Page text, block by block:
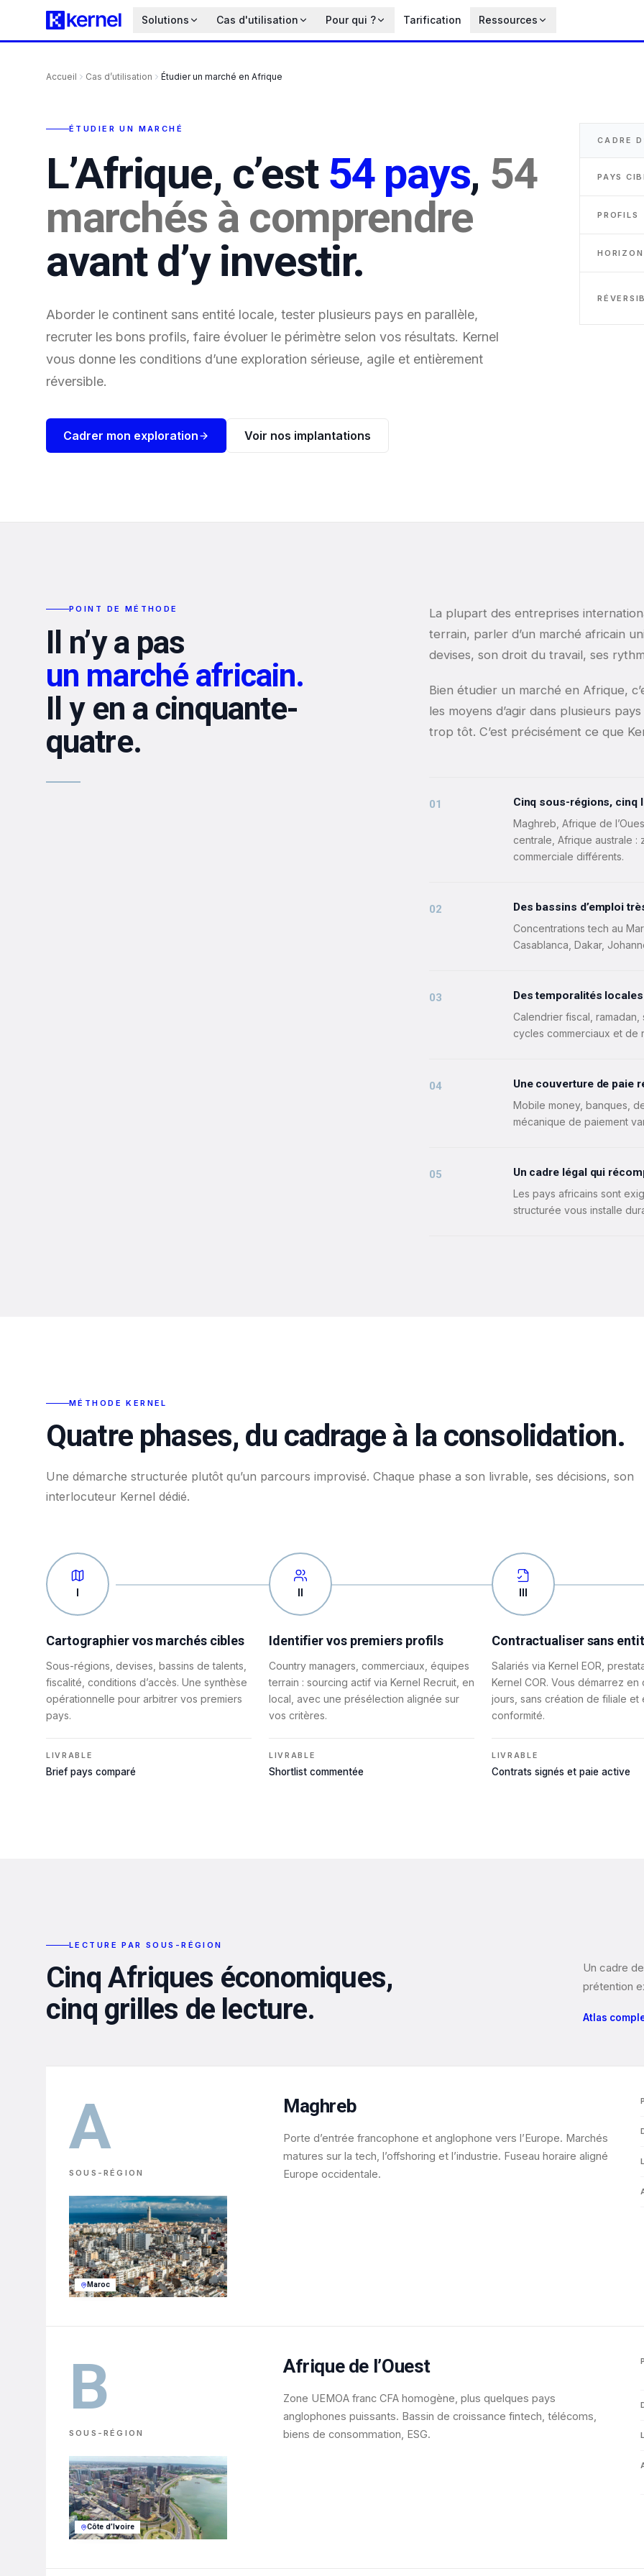
Solutions Cas d'utilisation Pour qui ? Tarification Ressources
Accueil Cas d’utilisation Étudier un marché en Afrique
ÉTUDIER UN MARCHÉ
L’Afrique, c’est 54 pays, 54
marchés à comprendre
avant d’y investir.
Aborder le continent sans entité locale, tester plusieurs pays en parallèle,
recruter les bons profils, faire évoluer le périmètre selon vos résultats. Kernel
vous donne les conditions d’une exploration sérieuse, agile et entièrement
réversible.
Cadrer mon exploration Voir nos implantations
CADRE
PAYS
PROFILS
HORIZON
POINT DE MÉTHODE
Il n’y a pas
un marché africain.
Il y en a cinquante-
quatre.
La plupart des entreprises
terrain, parler d’un marché africain
devises, son droit du travail, ses
Bien étudier un marché en Afrique,
les moyens d’agir dans plusieurs
trop tôt. C’est précisément ce que
01 Cinq sous-régions, cinq
Maghreb, Afrique de
centrale, Afrique australe :
commerciale différents.
02 Des bassins d’emploi
Concentrations tech au
Casablanca, Dakar,
03 Des temporalités
Calendrier fiscal,
cycles commerciaux et de
04 Une couverture de paie
Mobile money, banques,
mécanique de paiement
05 Un cadre légal qui
Les pays africains sont
structurée vous installe
MÉTHODE KERNEL
Quatre phases, du cadrage à la consolidation.
Une démarche structurée plutôt qu’un parcours improvisé. Chaque phase a son livrable, ses décisions, son
interlocuteur Kernel dédié.
I
Cartographier vos marchés cibles
Sous-régions, devises, bassins de talents,
fiscalité, conditions d’accès. Une synthèse
opérationnelle pour arbitrer vos premiers
pays.
LIVRABLE
Brief pays comparé
II
Identifier vos premiers profils
Country managers, commerciaux, équipes
terrain : sourcing actif via Kernel Recruit, en
local, avec une présélection alignée sur
vos critères.
LIVRABLE
Shortlist commentée
III
Contractualiser sans
Salariés via Kernel EOR,
Kernel COR. Vous démarrez en
jours, sans création de filiale et
conformité.
LIVRABLE
Contrats signés et paie active
LECTURE PAR SOUS-RÉGION
Cinq Afriques économiques,
cinq grilles de lecture.
Un cadre
prétention
Atlas
A
SOUS-RÉGION
Maroc
Maghreb
Porte d’entrée francophone et anglophone vers l’Europe. Marchés
matures sur la tech, l’offshoring et l’industrie. Fuseau horaire aligné
Europe occidentale.
B
SOUS-RÉGION
Côte d’Ivoire
Afrique de l’Ouest
Zone UEMOA franc CFA homogène, plus quelques pays
anglophones puissants. Bassin de croissance fintech, télécoms,
biens de consommation, ESG.